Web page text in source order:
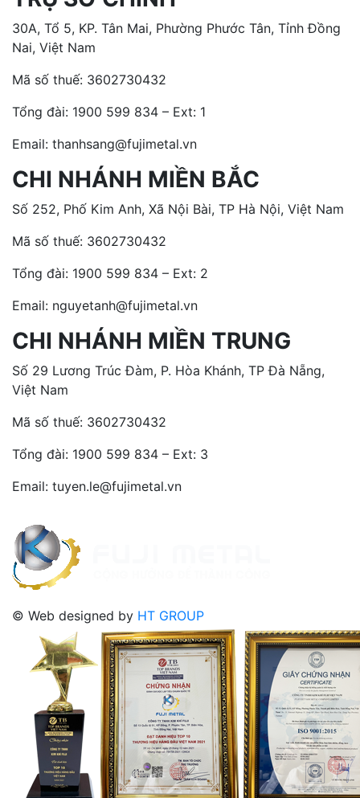
30A, Tổ 5, KP. Tân Mai, Phường Phước Tân, Tỉnh Đồng
Nai, Việt Nam
Mã số thuế: 3602730432
Tổng đài: 1900 599 834 – Ext: 1
Email: thanhsang@fujimetal.vn
CHI NHÁNH MIỀN BẮC
Số 252, Phố Kim Anh, Xã Nội Bài, TP Hà Nội, Việt Nam
Mã số thuế: 3602730432
Tổng đài: 1900 599 834 – Ext: 2
Email: nguyetanh@fujimetal.vn
CHI NHÁNH MIỀN TRUNG
Số 29 Lương Trúc Đàm, P. Hòa Khánh, TP Đà Nẵng,
Việt Nam
Mã số thuế: 3602730432
Tổng đài: 1900 599 834 – Ext: 3
Email: tuyen.le@fujimetal.vn
© Web designed by HT GROUP